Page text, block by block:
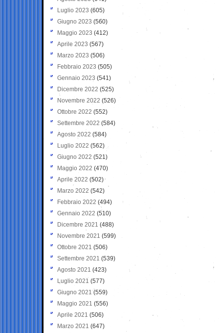
Luglio 2023 (605)
Giugno 2023 (560)
Maggio 2023 (412)
Aprile 2023 (567)
Marzo 2023 (506)
Febbraio 2023 (505)
Gennaio 2023 (541)
Dicembre 2022 (525)
Novembre 2022 (526)
Ottobre 2022 (552)
Settembre 2022 (584)
Agosto 2022 (584)
Luglio 2022 (562)
Giugno 2022 (521)
Maggio 2022 (470)
Aprile 2022 (502)
Marzo 2022 (542)
Febbraio 2022 (494)
Gennaio 2022 (510)
Dicembre 2021 (488)
Novembre 2021 (599)
Ottobre 2021 (506)
Settembre 2021 (539)
Agosto 2021 (423)
Luglio 2021 (577)
Giugno 2021(559)
Maggio 2021 (556)
Aprile 2021 (506)
Marzo 2021 (647)